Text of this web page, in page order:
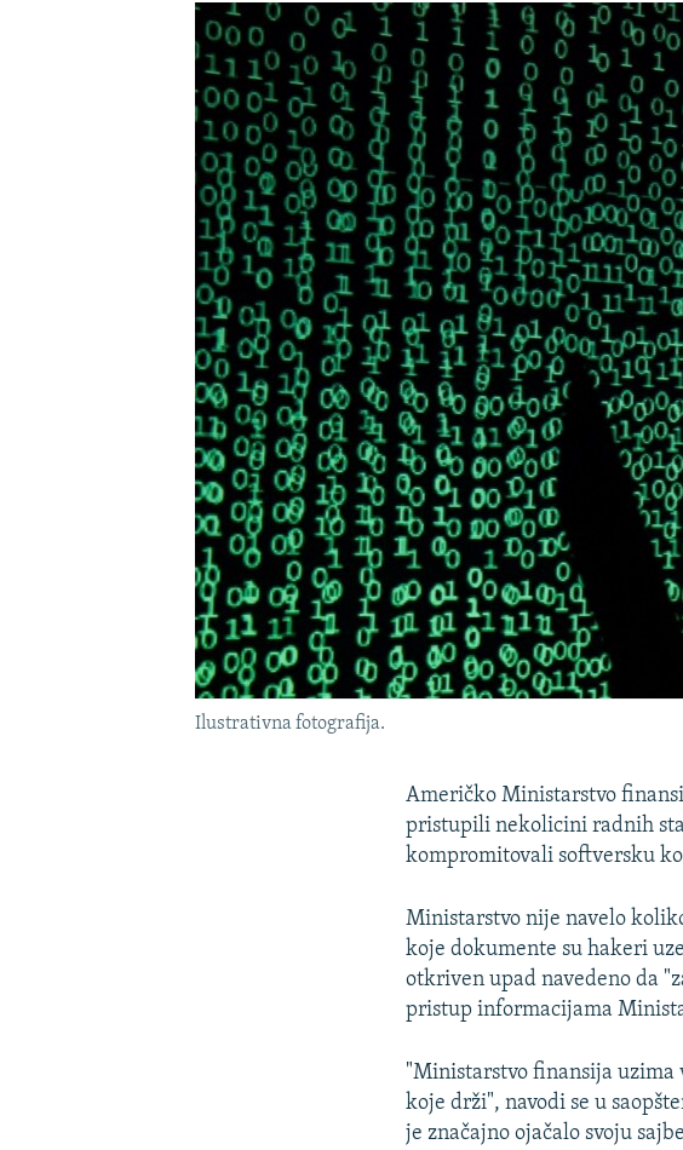
GENOCID U SREBRENICI
POPLAVE I KLIZIŠTA U BIH 2024.
TRI DECENIJE OD RATA U BIH
NASTANAK I RASPAD JUGOSLAVIJE
Ilustrativna fotografija.
Američko Ministarstvo
pristupili nekolicini radnih
kompromitovali softversku
Ministarstvo nije navelo
koje dokumente su hakeri
otkriven upad navedeno da
pristup informacijama
"Ministarstvo finansija uzima
koje drži", navodi se u
je značajno ojačalo svoju